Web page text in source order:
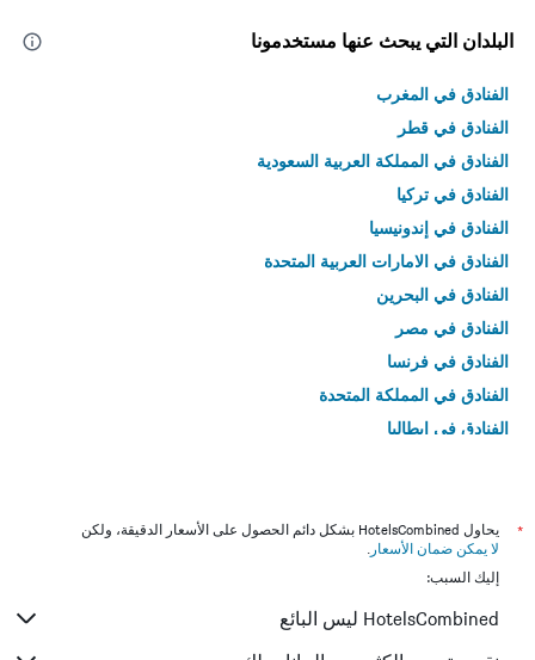
البلدان التي يبحث عنها مستخدمونا
الفنادق في المغرب
الفنادق في قطر
الفنادق في المملكة العربية السعودية
الفنادق في تركيا
الفنادق في إندونيسيا
الفنادق في الامارات العربية المتحدة
الفنادق في البحرين
الفنادق في مصر
الفنادق في فرنسا
الفنادق في المملكة المتحدة
الفنادق في إيطاليا
*
يحاول HotelsCombined بشكل دائم الحصول على الأسعار الدقيقة، ولكن
لا يمكن ضمان الأسعار .
إليك السبب:
HotelsCombined ليس البائع